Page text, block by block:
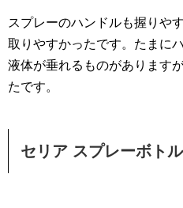
スプレーのハンドルも握りや
取りやすかったです。たまに
液体が垂れるものがあります
たです。
セリア スプレーボ